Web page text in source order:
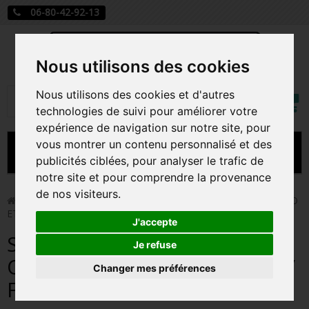
Nous utilisons des cookies
Nous utilisons des cookies et d'autres
technologies de suivi pour améliorer votre
expérience de navigation sur notre site, pour
vous montrer un contenu personnalisé et des
publicités ciblées, pour analyser le trafic de
notre site et pour comprendre la provenance
de nos visiteurs.
J'accepte
Je refuse
Changer mes préférences
06-80-42-92-13
Rechercher
Mon
MENU
CARTE A JOUER
PRÉCOMMANDE FIGURINES POP
FIGURINES POP MANGA
FIGURINES POP DISNEY
FIGURINES POP MARVEL
Funko Pop! > STITCH UKELELE SUPER OVERSIZED / LILO
ET STITCH / FIGURINE FUNKO POP
STITCH UKELELE SUPER
OVERSIZED / LILO ET STITCH /
FIGURINE FUNKO POP